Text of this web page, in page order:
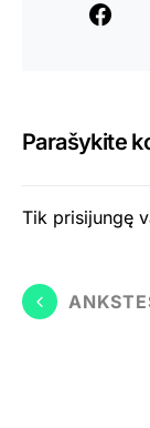
Parašykite
Tik prisijungę